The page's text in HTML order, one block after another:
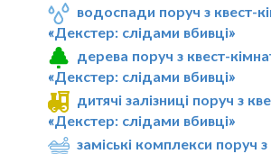
водоспади поруч з квест-
«Декстер: слідами вбивці»
дерева поруч з квест-
«Декстер: слідами вбивці»
дитячі залізниці поруч з
«Декстер: слідами вбивці»
заміські комплекси поруч з